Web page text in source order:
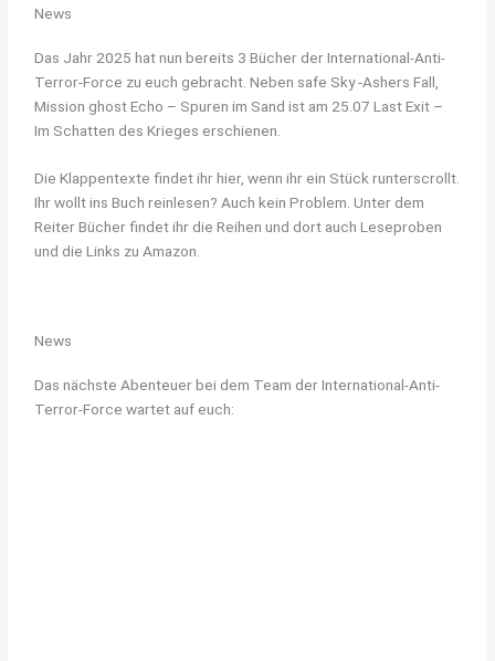
News
Das Jahr 2025 hat nun bereits 3 Bücher der International-Anti-
Terror-Force zu euch gebracht. Neben safe Sky -Ashers Fall,
Mission ghost Echo – Spuren im Sand ist am 25.07 Last Exit –
Im Schatten des Krieges erschienen.
Die Klappentexte findet ihr hier, wenn ihr ein Stück runterscrollt.
Ihr wollt ins Buch reinlesen? Auch kein Problem. Unter dem
Reiter Bücher findet ihr die Reihen und dort auch Leseproben
und die Links zu Amazon.
News
Das nächste Abenteuer bei dem Team der International-Anti-
Terror-Force wartet auf euch: